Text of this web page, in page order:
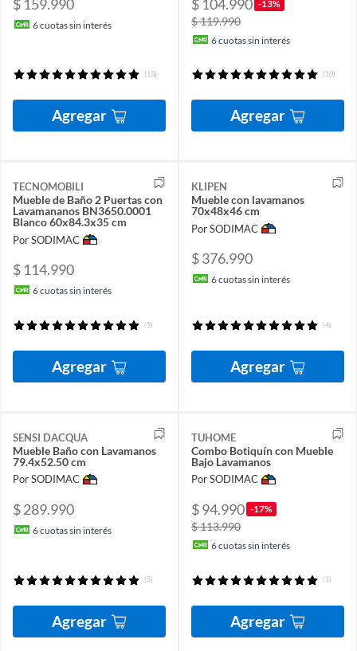
$ 159.990
6cuotas sin interés
(13)
Agregar
$ 104.990 -13%
$ 119.990
6cuotas sin interés
(10)
Agregar
TECNOMOBILI
Mueble de Baño 2 Puertas con
Lavamananos BN3650.0001
Blanco 60x84.3x35 cm
Por SODIMAC
$ 114.990
6cuotas sin interés
(5)
Agregar
KLIPEN
Mueble con lavamanos
70x48x46 cm
Por SODIMAC
$ 376.990
6cuotas sin interés
(4)
Agregar
SENSI DACQUA
Mueble Baño con Lavamanos
79.4x52.50 cm
Por SODIMAC
$ 289.990
6cuotas sin interés
(5)
Agregar
TUHOME
Combo Botiquín con Mueble
Bajo Lavamanos
Por SODIMAC
$ 94.990 -17%
$ 113.990
6cuotas sin interés
(1)
Agregar